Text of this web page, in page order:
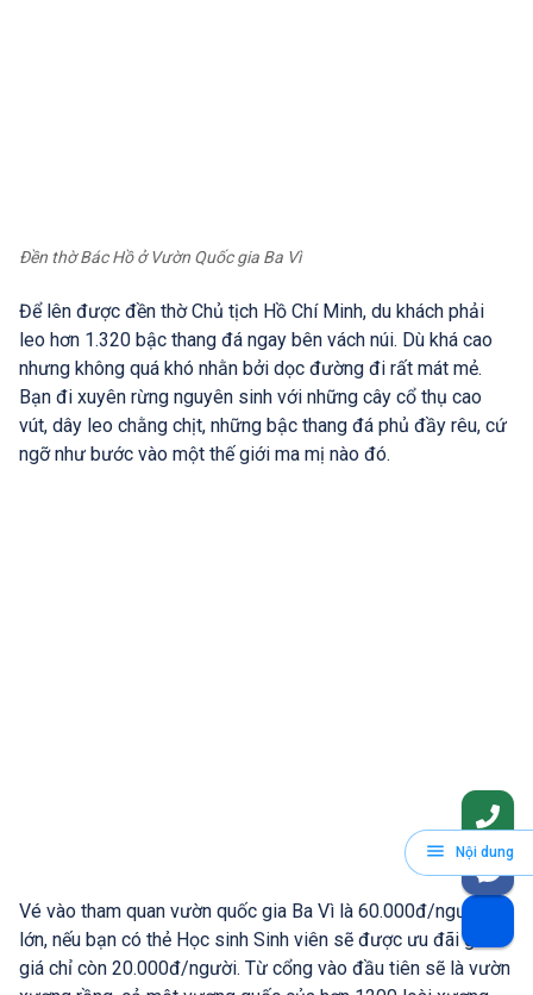
Đền thờ Bác Hồ ở Vườn Quốc gia Ba Vì
Để lên được đền thờ Chủ tịch Hồ Chí Minh, du khách phải
leo hơn 1.320 bậc thang đá ngay bên vách núi. Dù khá cao
nhưng không quá khó nhằn bởi dọc đường đi rất mát mẻ.
Bạn đi xuyên rừng nguyên sinh với những cây cổ thụ cao
vút, dây leo chằng chịt, những bậc thang đá phủ đầy rêu, cứ
ngỡ như bước vào một thế giới ma mị nào đó.
Vé vào tham quan vườn quốc gia Ba Vì là 60.000đ/người
lớn, nếu bạn có thẻ Học sinh Sinh viên sẽ được ưu đãi giảm
giá chỉ còn 20.000đ/người. Từ cổng vào đầu tiên sẽ là vườn
Nội dung